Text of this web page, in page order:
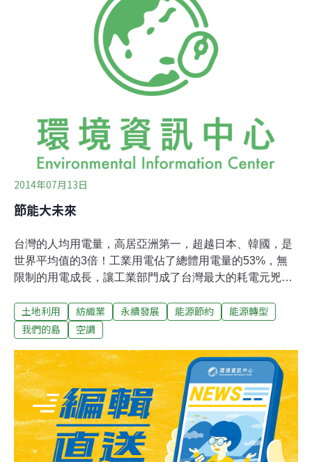
各類建築工程與涉及揚塵的工地必須停工，而峰會期間則
要求市區範圍內所有工地全部停工。此要求可能對鄰近杭
州的紡織業影響甚大，目前浙江省的印染產能占中國印染
產能50%以上，靠近杭州的紹興市則占中國大陸印染產能
2014年07月13日
節能大未來
台灣的人均用電量，高居亞洲第一，超越日本、韓國，是
世界平均值的3倍！工業用電佔了總體用電量的53%，無
限制的用電成長，讓工業部門成了台灣最大的耗電元兇。
屬於高耗能產業，但是台南有家紡織廠，從節能做起，改
善環境、改變生產製程，每年省下至少3000萬的電費。走
草豐美、充滿野趣的自然景緻。其實就在幾年前，這片人
工溼地，還是熾熱的停車場。為了降低廠區溫度，業者決
定將柏油路面打掉，利用生活廢水營造人工溼地，在建築
牆面上栽種爬藤植物，當作綠色窗簾，還在廠區栽種了
1800多棵樹。廠區因此降溫大約3度，緊接著，業者決定
關閉傳統的冷氣空調。要用什麼取代傳統空調設備呢？業
土地利用 紡織業 永續發展 能源節約
能源轉型
我們的島
空調